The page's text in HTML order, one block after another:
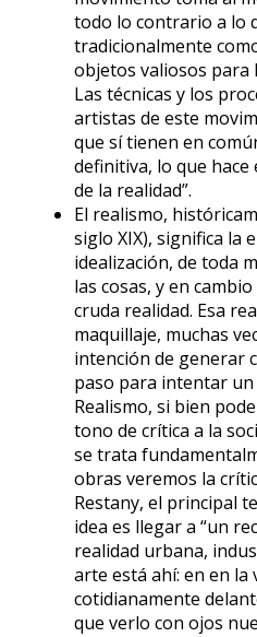
todo lo contrario a lo
tradicionalmente
objetos valiosos para
Las técnicas y los
artistas de este
que sí tienen en
definitiva, lo que
de la realidad”.
El realismo,
siglo XIX), significa la
idealización, de toda
las cosas, y en
cruda realidad. Esa
maquillaje, muchas
intención de generar
paso para intentar un
Realismo, si bien
tono de crítica a la
se trata
obras veremos la
Restany, el principal
idea es llegar a “un
realidad urbana,
arte está ahí: en en la
cotidianamente
que verlo con ojos